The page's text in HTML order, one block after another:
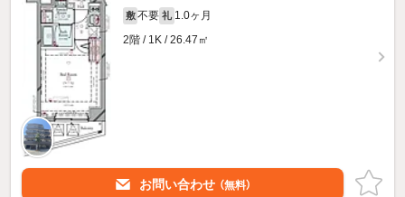
敷 不要 礼 1.0ヶ月
2階 / 1K / 26.47㎡
お問い合わせ （無料）